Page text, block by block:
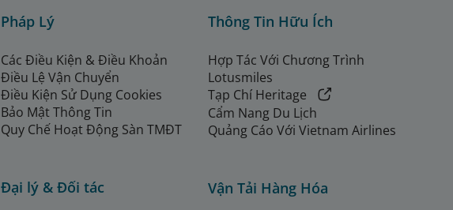
Pháp Lý
Các Điều Kiện & Điều Khoản
Điều Lệ Vận Chuyển
Điều Kiện Sử Dụng Cookies
Bảo Mật Thông Tin
Quy Chế Hoạt Động Sàn TMĐT
Đại lý & Đối tác
Thông Tin Hữu Ích
Hợp Tác Với Chương Trình
Lotusmiles
Tạp Chí Heritage
Cẩm Nang Du Lịch
Quảng Cáo Với Vietnam Airlines
Vận Tải Hàng Hóa